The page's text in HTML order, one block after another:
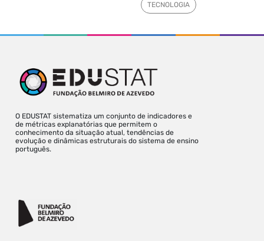
TECNOLOGIA
O EDUSTAT sistematiza um conjunto de indicadores e
de métricas explanatórias que permitem o
conhecimento da situação atual, tendências de
evolução e dinâmicas estruturais do sistema de ensino
português.